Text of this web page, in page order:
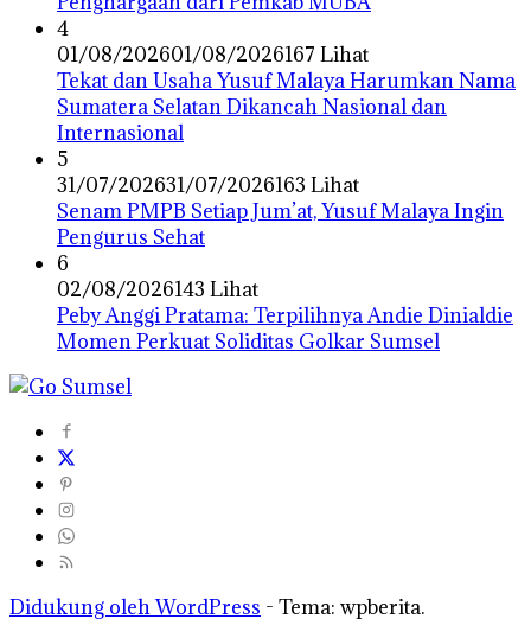
4
01/08/202601/08/2026167 Lihat
Tekat dan Usaha Yusuf Malaya Harumkan Nama
Sumatera Selatan Dikancah Nasional dan
Internasional
5
31/07/202631/07/2026163 Lihat
Senam PMPB Setiap Jum’at, Yusuf Malaya Ingin
Pengurus Sehat
6
02/08/2026143 Lihat
Peby Anggi Pratama: Terpilihnya Andie Dinialdie
Momen Perkuat Soliditas Golkar Sumsel
Didukung oleh WordPress - Tema: wpberita.